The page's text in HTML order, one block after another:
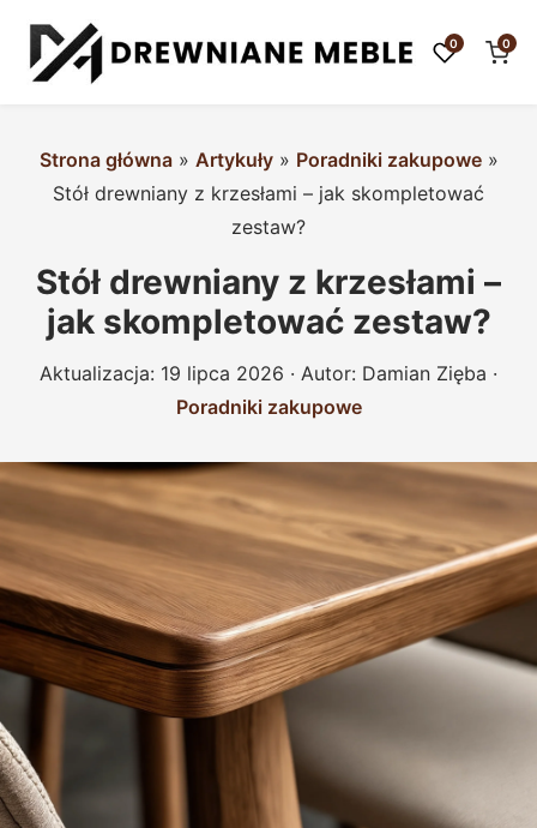
0 0
Strona główna» Artykuły» Poradniki zakupowe»
Stół drewniany z krzesłami – jak skompletować
zestaw?
Stół drewniany z krzesłami –
jak skompletować zestaw?
Aktualizacja: 19 lipca 2026 · Autor: Damian Zięba ·
Poradniki zakupowe